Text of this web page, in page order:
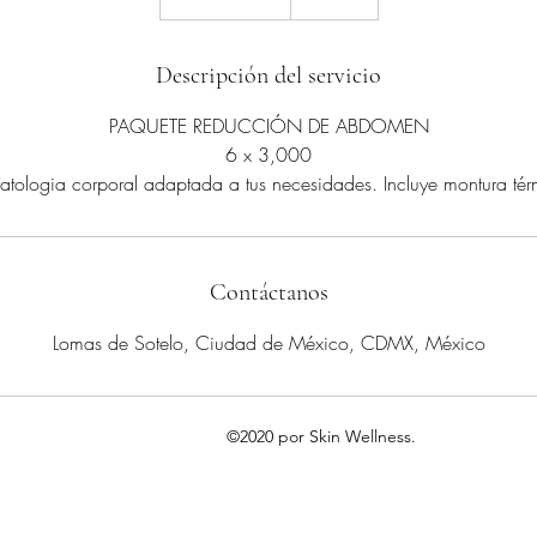
5
m
i
n
Descripción del servicio
PAQUETE REDUCCIÓN DE ABDOMEN
6 x 3,000
corporal adaptada a tus necesidades. Incluye montura
Contáctanos
Lomas de Sotelo, Ciudad de México, CDMX, México
©2020 por Skin Wellness.